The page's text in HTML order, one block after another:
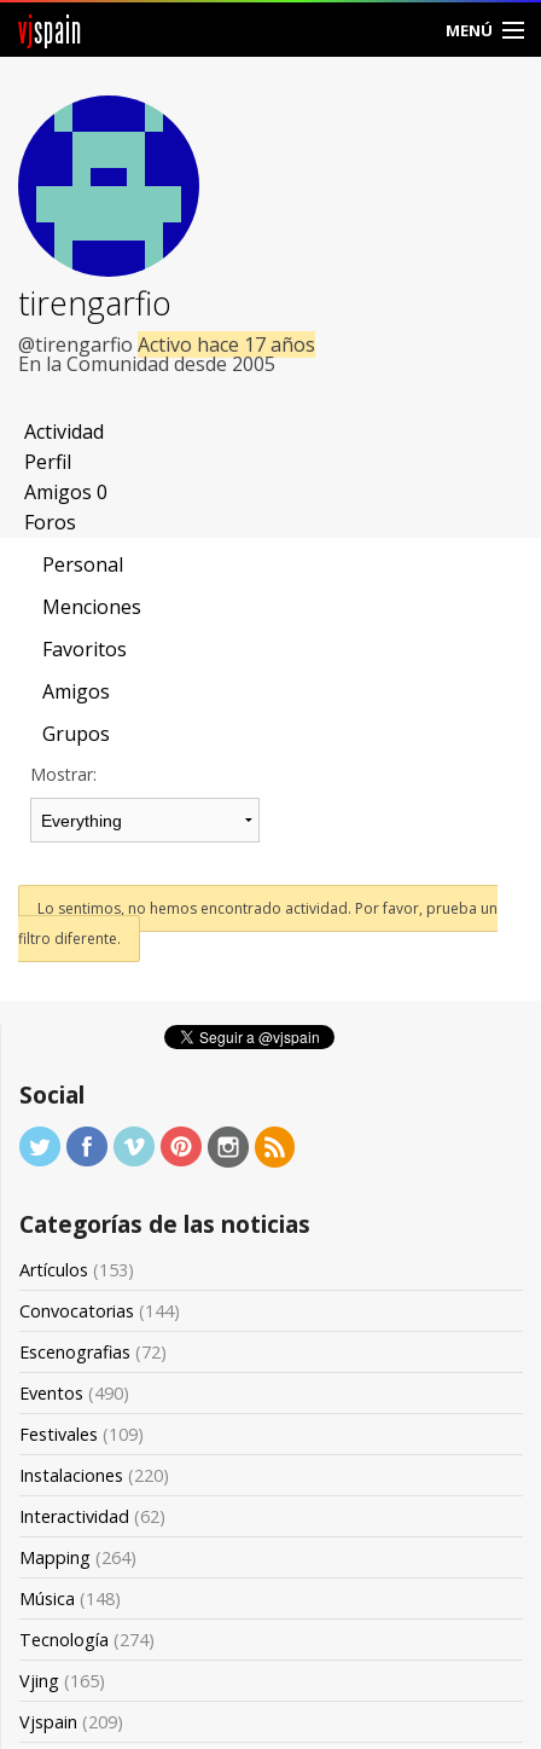
vjspain MENÚ
Foros
Noticias
Vjspain
Ayuda
Contacto
Entrar
Crear Cuenta
tirengarfio
@tirengarfio Activo hace 17 años
En la Comunidad desde 2005
Actividad
Perfil
Amigos 0
Foros
Personal
Menciones
Favoritos
Amigos
Grupos
Mostrar:
Lo sentimos, no hemos encontrado actividad. Por favor, prueba un
filtro diferente.
Social
Categorías de las noticias
Artículos (153)
Convocatorias (144)
Escenografias (72)
Eventos (490)
Festivales (109)
Instalaciones (220)
Interactividad (62)
Mapping (264)
Música (148)
Tecnología (274)
Vjing (165)
Vjspain (209)